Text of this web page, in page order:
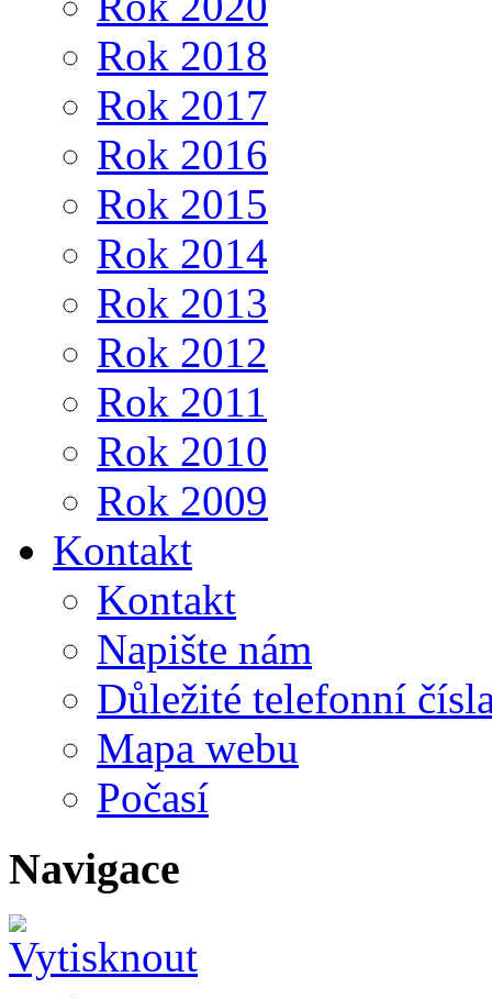
Rok 2018
Rok 2017
Rok 2016
Rok 2015
Rok 2014
Rok 2013
Rok 2012
Rok 2011
Rok 2010
Rok 2009
Kontakt
Kontakt
Napište nám
Důležité telefonní
Mapa webu
Počasí
Navigace